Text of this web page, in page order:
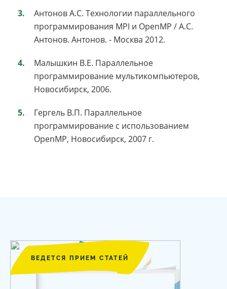
Антонов А.С. Технологии параллельного
программирования MPI и OpenMP / А.С.
Антонов. Антонов. - Москва 2012.
Малышкин В.Е. Параллельное
программирование мультикомпьютеров,
Новосибирск, 2006.
Гергель В.П. Параллельное
программирование с использованием
OpenMP, Новосибирск, 2007 г.
ВЕДЕТСЯ ПРИЕМ СТАТЕЙ